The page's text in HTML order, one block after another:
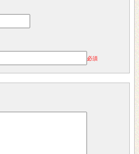
必須